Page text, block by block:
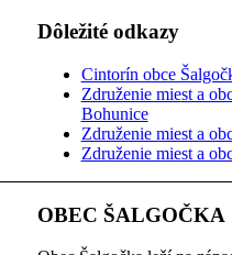
Dôležité odkazy
Cintorín obce
Združenie miest a
Bohunice
Združenie miest a
Združenie miest a
OBEC ŠALGOČKA